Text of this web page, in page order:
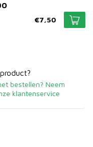
€7,50
bestellen? Neem
klantenservice